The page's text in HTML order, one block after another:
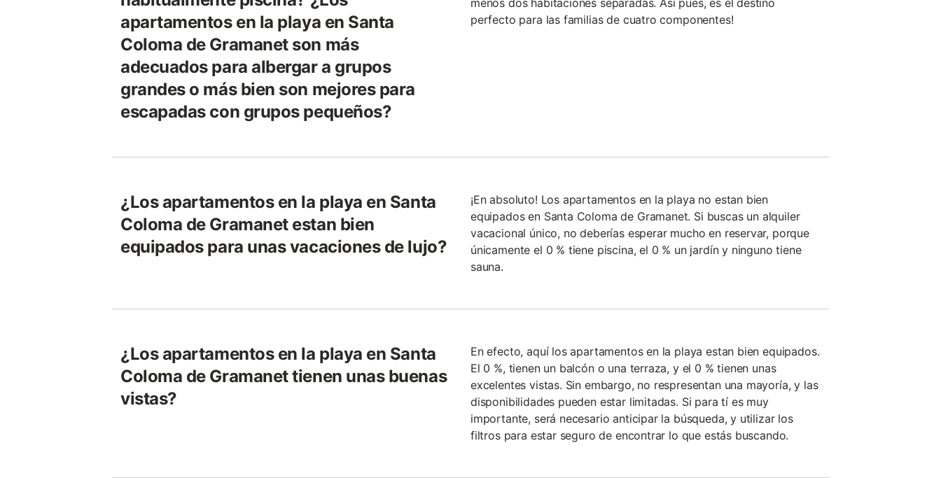
apartamentos en la playa en Santa
Coloma de Gramanet son más
adecuados para albergar a grupos
grandes o más bien son mejores para
escapadas con grupos pequeños?
menos dos habitaciones separadas. Así pues, es el destino
perfecto para las familias de cuatro componentes!
¿Los apartamentos en la playa en Santa
Coloma de Gramanet estan bien
equipados para unas vacaciones de lujo?
¡En absoluto! Los apartamentos en la playa no estan bien
equipados en Santa Coloma de Gramanet. Si buscas un alquiler
vacacional único, no deberías esperar mucho en reservar, porque
únicamente el 0 % tiene piscina, el 0 % un jardín y ninguno tiene
sauna.
¿Los apartamentos en la playa en Santa
Coloma de Gramanet tienen unas buenas
vistas?
En efecto, aquí los apartamentos en la playa estan bien equipados.
El 0 %, tienen un balcón o una terraza, y el 0 % tienen unas
excelentes vistas. Sin embargo, no respresentan una mayoría, y las
disponibilidades pueden estar limitadas. Si para tí es muy
importante, será necesario anticipar la búsqueda, y utilizar los
filtros para estar seguro de encontrar lo que estás buscando.